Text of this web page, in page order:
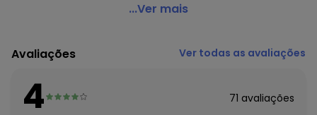
Lunender Mais Mulher - Blusa Básica em Malha com
Código do produto: 7790369
Fornecedor: LUNELLI TEXTIL NORDESTE LTDA / CNPJ
Feito: Brasil
Cuidados para conservação do produto: Lavagem a mão;
...Ver mais
Avaliações Ver todas as avaliações
4 71 avaliações